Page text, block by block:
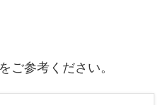
ご参考ください。